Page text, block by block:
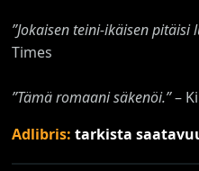
”Jokaisen teini-ikäisen pitäisi
Times
”Tämä romaani säkenöi.”–
Adlibris:tarkista